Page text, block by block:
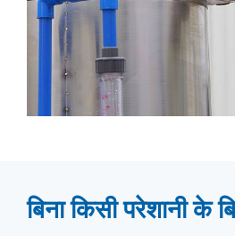
बिना किसी परेशानी के